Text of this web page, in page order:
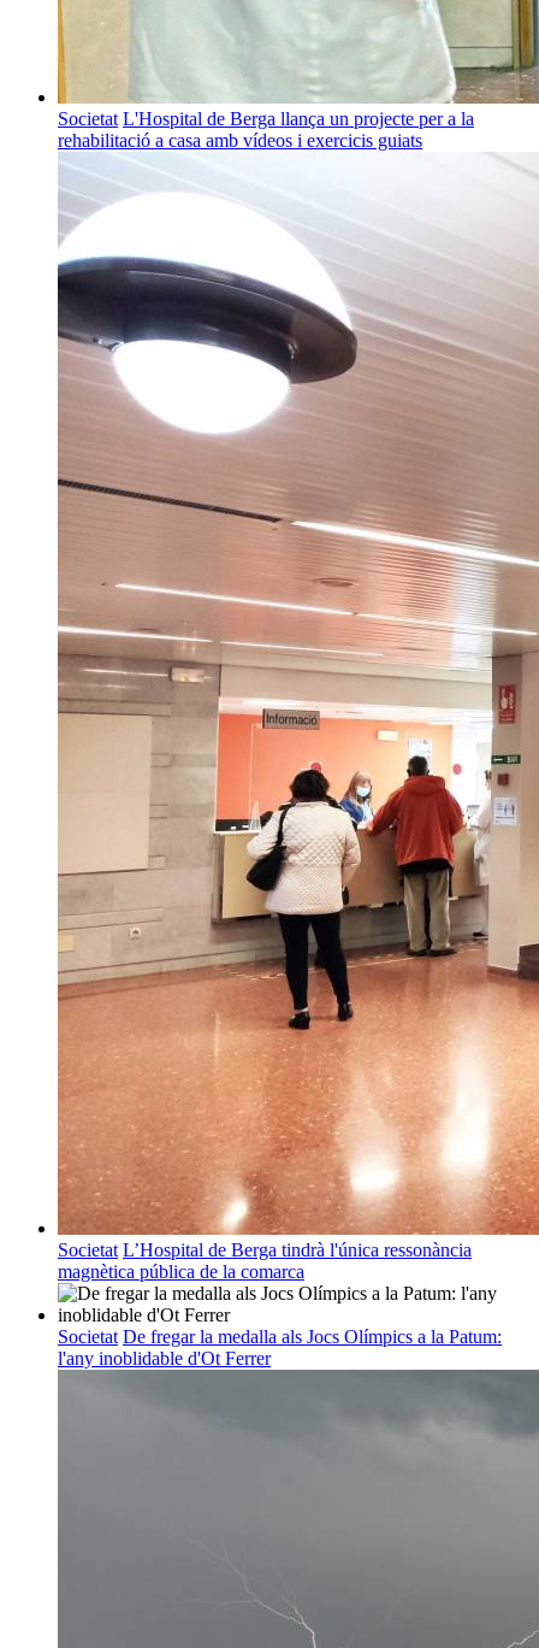
Societat L'Hospital de Berga llança un projecte per a la
rehabilitació a casa amb vídeos i exercicis guiats
Societat L’Hospital de Berga tindrà l'única ressonància
magnètica pública de la comarca
Societat De fregar la medalla als Jocs Olímpics a la Patum:
l'any inoblidable d'Ot Ferrer